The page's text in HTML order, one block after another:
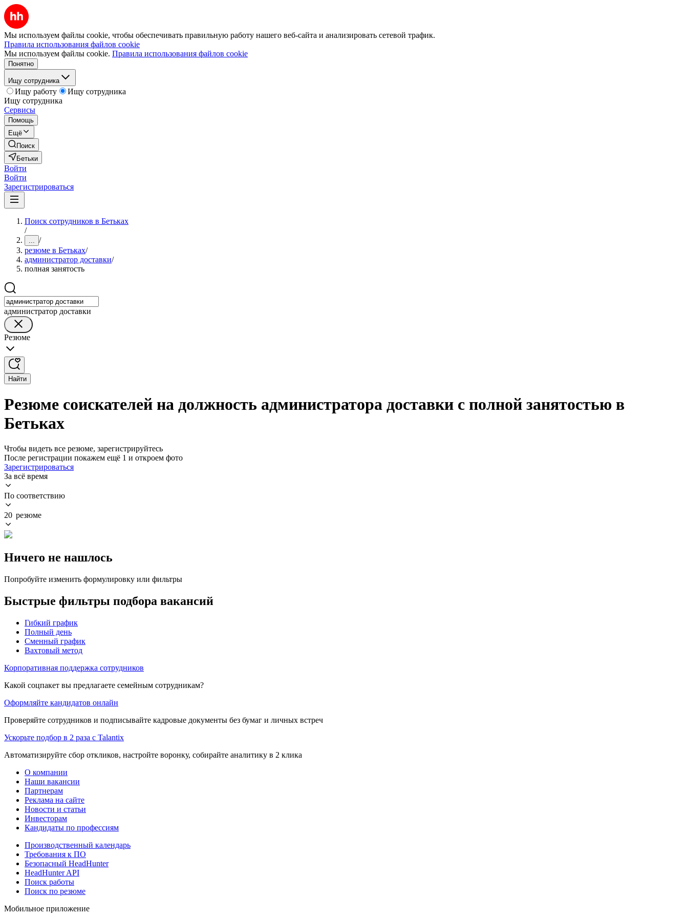
Мы используем файлы cookie, чтобы обеспечивать правильную работу нашего веб-сайта и анализировать сетевой трафик.
Правила использования файлов cookie
Мы используем файлы cookie. Правила использования файлов cookie
Понятно
Ищу сотрудника
Ищу работу
Ищу сотрудника
Ищу сотрудника
Сервисы
Помощь
Ещё
Поиск
Бетьки
Войти
Войти
Зарегистрироваться
Поиск сотрудников в Бетьках
/
... /
резюме в Бетьках/
администратор доставки/
полная занятость
администратор доставки
Резюме
Найти
Резюме соискателей на должность администратора доставки с полной занятостью в
Бетьках
Чтобы видеть все резюме, зарегистрируйтесь
После регистрации покажем ещё 1 и откроем фото
Зарегистрироваться
За всё время
По соответствию
20 резюме
Ничего не нашлось
Попробуйте изменить формулировку или фильтры
Быстрые фильтры подбора вакансий
Гибкий график
Полный день
Сменный график
Вахтовый метод
Корпоративная поддержка сотрудников
Какой соцпакет вы предлагаете семейным сотрудникам?
Оформляйте кандидатов онлайн
Проверяйте сотрудников и подписывайте кадровые документы без бумаг и личных встреч
Ускорьте подбор в 2 раза с Talantix
Автоматизируйте сбор откликов, настройте воронку, собирайте аналитику в 2 клика
О компании
Наши вакансии
Партнерам
Реклама на сайте
Новости и статьи
Инвесторам
Кандидаты по профессиям
Производственный календарь
Требования к ПО
Безопасный HeadHunter
HeadHunter API
Поиск работы
Поиск по резюме
Мобильное приложение